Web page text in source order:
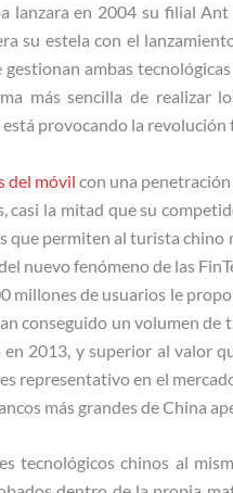
lanzara en 2004 su filial
su estela con el
ambas
más sencilla de realizar
provocando la revolución
del móvil con una
casi la mitad que su
que permiten al turista
nuevo fenómeno de las
millones de usuarios le
conseguido un volumen
2013, y superior al valor
representativo en el
más grandes de China
tecnológicos chinos al